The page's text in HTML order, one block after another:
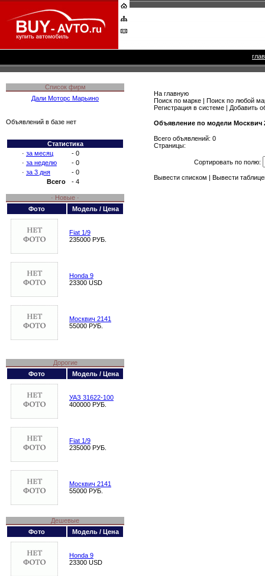
Список фирм
Дали Моторс Марьино
Объявлений в базе нет
Статистика
· за месяц
- 0
· за неделю
- 0
· за 3 дня
- 0
Всего
- 4
· Новые ·
Фото
Модель / Цена
Fiat 1/9
235000 РУБ.
Honda 9
23300 USD
Москвич 2141
55000 РУБ.
Дорогие
Фото
Модель / Цена
УАЗ 31622-100
400000 РУБ.
Fiat 1/9
235000 РУБ.
Москвич 2141
55000 РУБ.
Дешевые
Фото
Модель / Цена
Honda 9
23300 USD
На главную
Поиск по марке | Поиск по любой
Регистрация в системе | Добавить
Объявление по модели Москвич
Всего объявлений: 0
Страницы:
Сортировать по полю:
Вывести списком Вывести